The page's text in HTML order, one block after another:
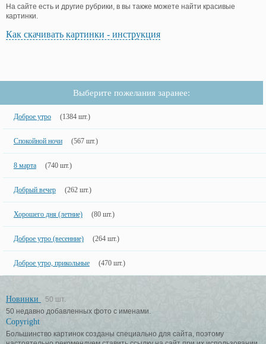
На сайте есть и другие рубрики, в вы также можете найти красивые
картинки.
Как скачивать картинки - инструкция
Выберите пожелания заранее:
Доброе утро (1384 шт.)
Спокойной ночи (567 шт.)
8 марта (740 шт.)
Добрый вечер (262 шт.)
Хорошего дня (летние) (80 шт.)
Доброе утро (весенние) (264 шт.)
Доброе утро, прикольные (470 шт.)
Новинки
50 шт.
50 недавно добавленных фото с именами.
Copyright
Большинство картинок созданы специально для сайта, поэтому